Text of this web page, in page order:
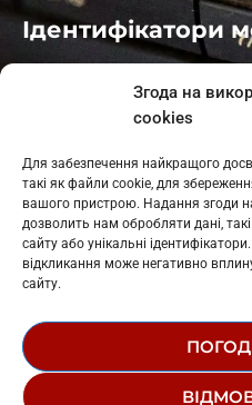
Згода на
cookies
Для забезпечення найкращого
такі як файли cookie, для
вашого пристрою. Надання згоди
дозволить нам обробляти дані,
сайту або унікальні
відкликання може негативно
сайту.
Ідентифікатори
: L11-01410
: L11-01801
Косів: L11-01805
Гарасимів: L11-02274
© 1995-2026 РК «ЗАХІДНИЙ